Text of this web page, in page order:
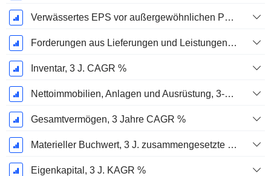
Verwässertes EPS vor außergewöhnlichen Posten, 3-Jahres-CAGR %
Forderungen aus Lieferungen und Leistungen, 3-Jahres-CAGR %
Inventar, 3 J. CAGR %
Nettoimmobilien, Anlagen und Ausrüstung, 3-Jahres-CAGR %
Gesamtvermögen, 3 Jahre CAGR %
Materieller Buchwert, 3 J. zusammengesetzte jährliche Wachstumsrate %
Eigenkapital, 3 J. KAGR %